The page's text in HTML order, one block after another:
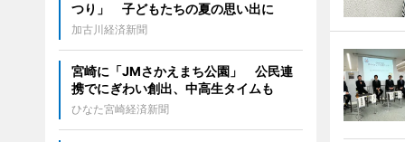
つり」 子どもたちの夏の思い出に
加古川経済新聞
宮崎に「JMさかえまち公園」 公民連
携でにぎわい創出、中高生タイムも
ひなた宮崎経済新聞